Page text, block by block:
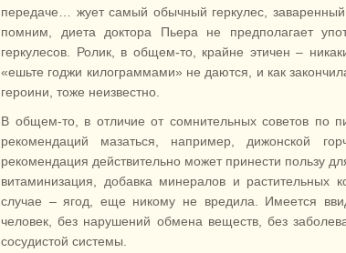
передаче… жует самый обычный геркулес,
помним, диета доктора Пьера не предполагает
геркулесов. Ролик, в общем-то, крайне этичен –
«ешьте годжи килограммами» не даются, и как
героини, тоже неизвестно.
В общем-то, в отличие от сомнительных советов по
рекомендаций мазаться, например, дижонской
рекомендация действительно может принести пользу
витаминизация, добавка минералов и растительных
случае – ягод, еще никому не вредила. Имеется
человек, без нарушений обмена веществ, без
сосудистой системы.